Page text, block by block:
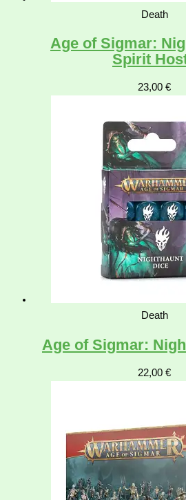
Death
Age of Sigmar:
Spirit
23,00 €
Death
Age of Sigmar:
22,00 €